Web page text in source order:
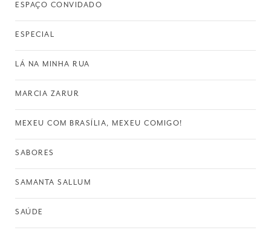
ESPAÇO CONVIDADO
ESPECIAL
LÁ NA MINHA RUA
MARCIA ZARUR
MEXEU COM BRASÍLIA, MEXEU COMIGO!
SABORES
SAMANTA SALLUM
SAÚDE